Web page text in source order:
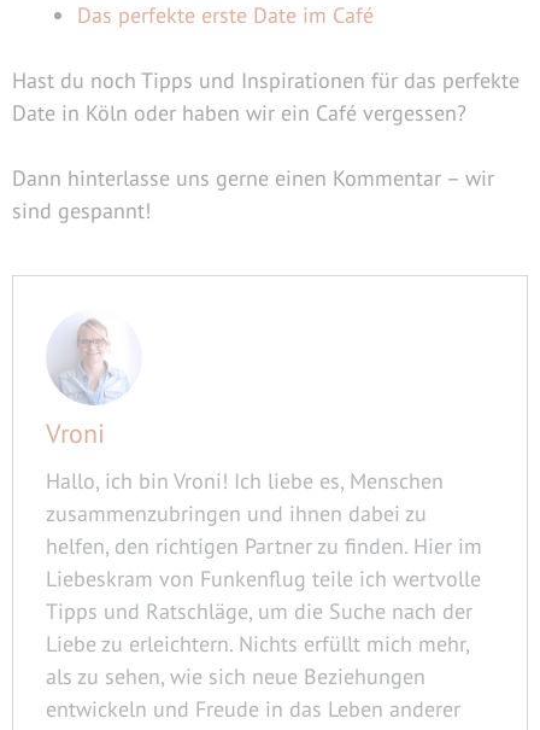
Das perfekte erste Date im Café
Hast du noch Tipps und Inspirationen für das perfekte
Date in Köln oder haben wir ein Café vergessen?
Dann hinterlasse uns gerne einen Kommentar – wir
sind gespannt!
Vroni
Hallo, ich bin Vroni! Ich liebe es, Menschen
zusammenzubringen und ihnen dabei zu
helfen, den richtigen Partner zu finden. Hier im
Liebeskram von Funkenflug teile ich wertvolle
Tipps und Ratschläge, um die Suche nach der
Liebe zu erleichtern. Nichts erfüllt mich mehr,
als zu sehen, wie sich neue Beziehungen
entwickeln und Freude in das Leben anderer